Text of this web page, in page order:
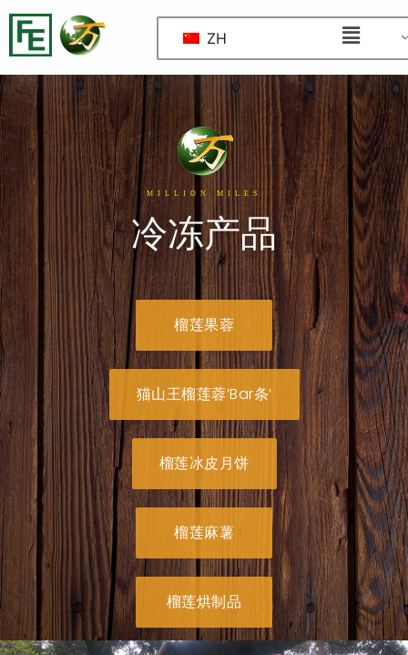
ZH
MILLION MILES
冷冻产品
榴莲果蓉
猫山王榴莲蓉’Bar条’
榴莲冰皮月饼
榴莲麻薯
榴莲烘制品